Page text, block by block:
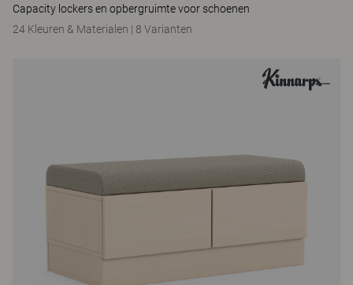
Capacity lockers en opbergruimte voor schoenen
24 Kleuren & Materialen | 8 Varianten